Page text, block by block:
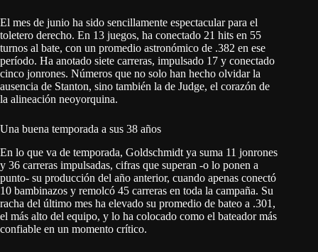
El mes de junio ha sido sencillamente espectacular para el
toletero derecho. En 13 juegos, ha conectado 21 hits en 55
turnos al bate, con un promedio astronómico de .382 en ese
período. Ha anotado siete carreras, impulsado 17 y conectado
cinco jonrones. Números que no solo han hecho olvidar la
ausencia de Stanton, sino también la de Judge, el corazón de
la alineación neoyorquina.
Una buena temporada a sus 38 años
En lo que va de temporada, Goldschmidt ya suma 11 jonrones
y 36 carreras impulsadas, cifras que superan -o lo ponen a
punto- su producción del año anterior, cuando apenas conectó
10 bambinazos y remolcó 45 carreras en toda la campaña. Su
racha del último mes ha elevado su promedio de bateo a .301,
el más alto del equipo, y lo ha colocado como el bateador más
confiable en un momento crítico.